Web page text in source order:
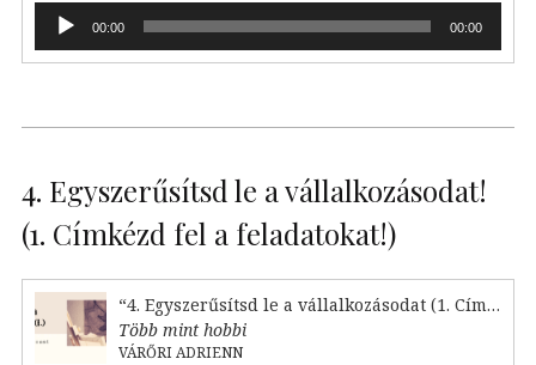
Audió
lejátszó00:00 00:00
4. Egyszerűsítsd le a vállalkozásodat!
(1. Címkézd fel a feladatokat!)
“4. Egyszerűsítsd le a vállalkozásodat (1. Címkézd fel!)”
Több mint hobbi
VÁRŐRI ADRIENN